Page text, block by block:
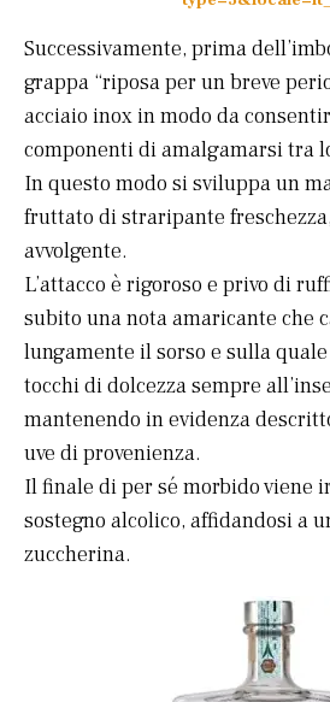
Successivamente, prima
grappa “riposa per un breve
acciaio inox in modo da
componenti di amalgamarsi tra
In questo modo si sviluppa un
fruttato di straripante
avvolgente.
L’attacco è rigoroso e privo di
subito una nota amaricante che
lungamente il sorso e sulla
tocchi di dolcezza sempre
mantenendo in evidenza
uve di provenienza.
Il finale di per sé morbido viene
sostegno alcolico, affidandosi a
zuccherina.